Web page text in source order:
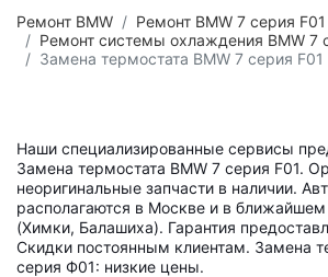
Ремонт BMW
Ремонт BMW 7 серия F01
Ремонт системы охлаждения BMW 7
Замена термостата BMW 7 серия F01
Наши специализированные сервисы
Замена термостата BMW 7 серия F01.
неоригинальные запчасти в наличии.
располагаются в Москве и в
(Химки, Балашиха). Гарантия
Скидки постоянным клиентам. Замена
серия Ф01: низкие цены.